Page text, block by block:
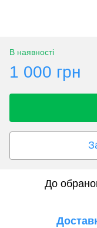
В наявності
1 000 грн
До